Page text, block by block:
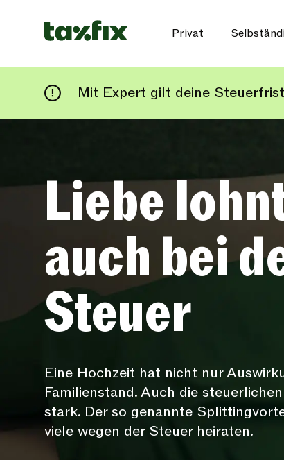
Privat
Mit Expert gilt deine
Liebe
auch bei
Steuer
Eine Hochzeit hat nicht nur
Familienstand. Auch die
stark. Der so genannte
viele wegen der Steuer heiraten.